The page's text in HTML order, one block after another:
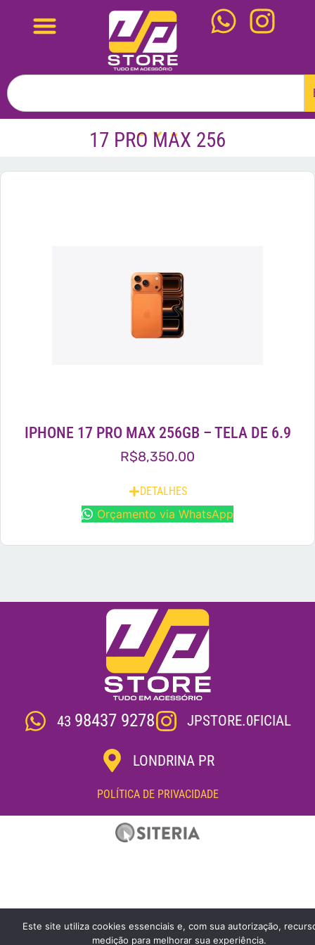
17 PRO MAX 256
IPHONE 17 PRO MAX 256GB – TELA DE 6.9
R$8,350.00
DETALHES
Orçamento via WhatsApp
43 98437 9278 JPSTORE.0FICIAL
LONDRINA PR
POLÍTICA DE PRIVACIDADE
Este site utiliza cookies essenciais e, com sua autorização,
medição para melhorar sua experiência.